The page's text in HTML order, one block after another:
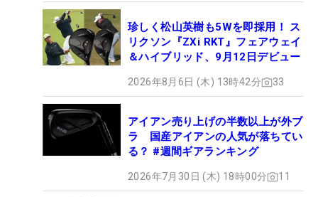
珍しく松山英樹も5Wを即採用！ ス
リクソン『ZXi RKT』フェアウェイ
＆ハイブリッド、9月12日デビュー
2026年8月6日 (木) 13時42分 33
アイアン売り上げの半数以上が外ブ
ラ 国産アイアンの人気が落ちてい
る？ #週間ギアランキング
2026年7月30日 (木) 18時00分 11